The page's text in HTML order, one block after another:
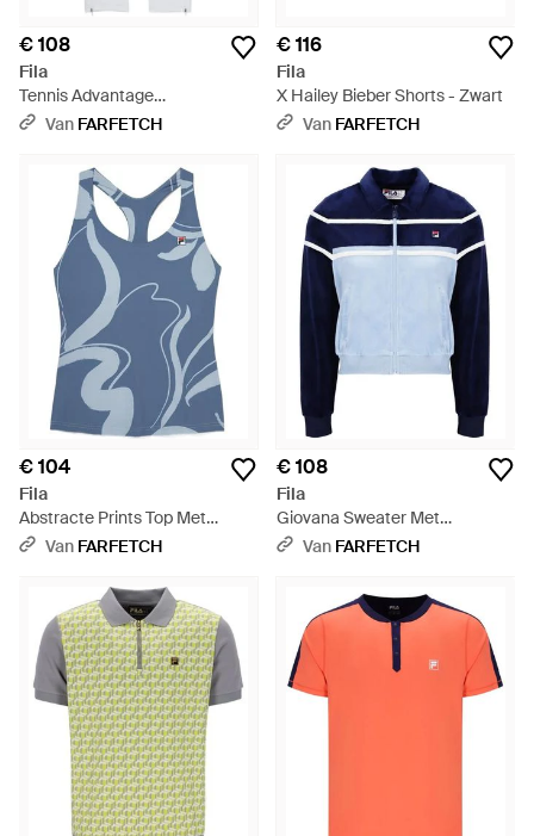
€ 108
Fila
Tennis Advantage
Trainingsbroek - Wit
Van FARFETCH
€ 116
Fila
X Hailey Bieber Shorts - Zwart
Van FARFETCH
€ 104
Fila
Abstracte Prints Top Met
Racerback - Blauw
Van FARFETCH
€ 108
Fila
Giovana Sweater Met
Uitgesneden Details - Blauw
Van FARFETCH